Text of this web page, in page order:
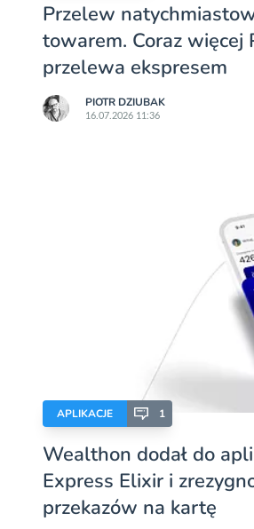
Przelew
towarem. Coraz więcej
przelewa ekspresem
PIOTR DZIUBAK
16.07.2026 11:36
APLIKACJE 1
Wealthon dodał do
Express Elixir i
przekazów na kartę